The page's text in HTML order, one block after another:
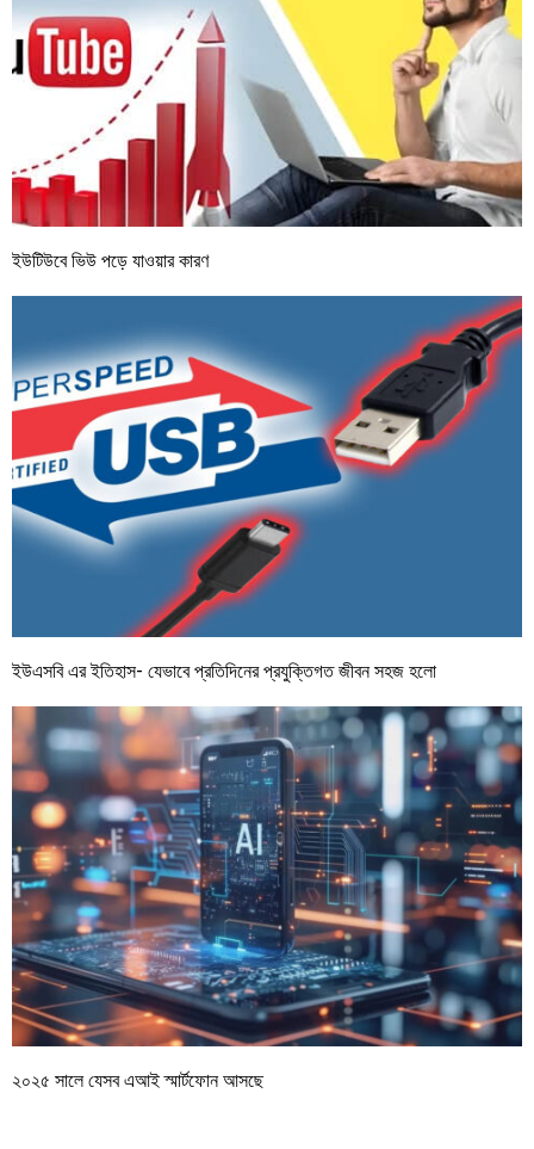
ইউটিউবে ভিউ পড়ে যাওয়ার কারণ
ইউএসবি এর ইতিহাস- যেভাবে প্রতিদিনের প্রযুক্তিগত জীবন সহজ হলো
২০২৫ সালে যেসব এআই স্মার্টফোন আসছে